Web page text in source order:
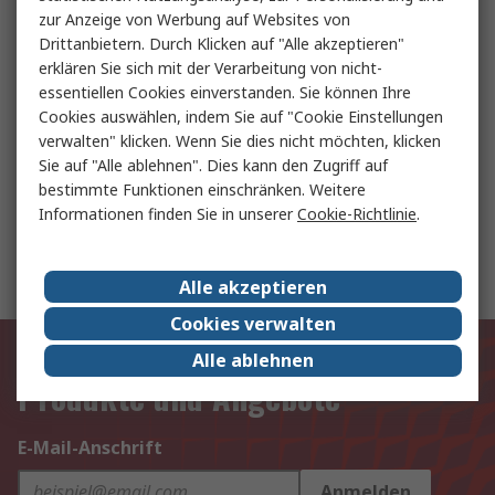
Temperaturmessgeräte
Drehschalter und Zubehör
Pneumatik Zylinder und Antriebe
Exklusiv für Sie unsere neuesten
Produkte und Angebote
E-Mail-Anschrift
zur Anzeige von Werbung auf Websites von
Drittanbietern. Durch Klicken auf "Alle akzeptieren"
erklären Sie sich mit der Verarbeitung von nicht-
essentiellen Cookies einverstanden. Sie können Ihre
Cookies auswählen, indem Sie auf "Cookie Einstellungen
verwalten" klicken. Wenn Sie dies nicht möchten, klicken
Sie auf "Alle ablehnen". Dies kann den Zugriff auf
bestimmte Funktionen einschränken. Weitere
Informationen finden Sie in unsererCookie-Richtlinie.
Alle akzeptieren
Cookies verwalten
Alle ablehnen